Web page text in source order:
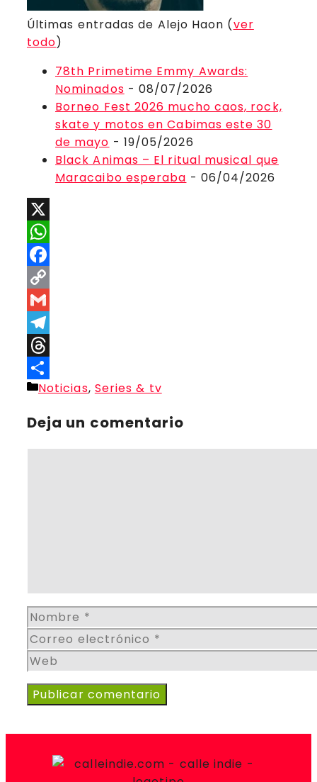
Últimas entradas de Alejo Haon (ver
todo)
78th Primetime Emmy Awards:
Nominados - 08/07/2026
Borneo Fest 2026 mucho caos, rock,
skate y motos en Cabimas este 30
de mayo - 19/05/2026
Black Animas – El ritual musical que
Maracaibo esperaba - 06/04/2026
X
WhatsApp
Facebook
Copy
Link
Gmail
Telegram
Threads
Compartir
Categorías
Noticias, Series & tv
Deja un comentario
Nombre
Correo
electrónico
Web